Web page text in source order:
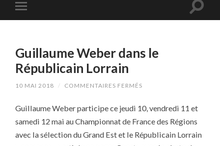
Guillaume Weber dans le
Républicain Lorrain
10 MAI 2018 / COMMENTAIRES FERMÉS
DANS
LE
RÉPUBLICAIN
Guillaume Weber participe ce jeudi 10, vendredi 11 et
samedi 12 mai au Championnat de France des Régions
avec la sélection du Grand Est et le Républicain Lorrain